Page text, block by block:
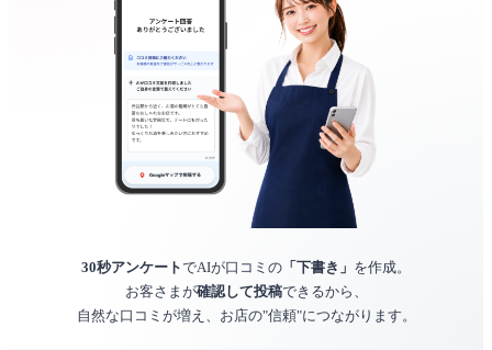
30秒アンケートでAIが口コミの 「下書き」 を作成。
お客さまが確認して投稿できるから、
自然な口コミが増え、お店の"信頼"につながります。